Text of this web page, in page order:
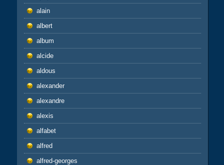
alain
albert
album
alcide
aldous
alexander
alexandre
alexis
alfabet
alfred
alfred-georges